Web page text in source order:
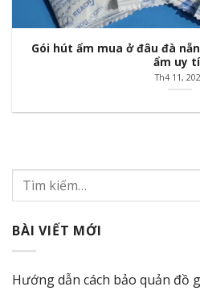
Gói hút ẩm mua ở đâu đà
ẩm uy
Th4 11,
BÀI VIẾT MỚI
Hướng dẫn cách bảo quản đồ